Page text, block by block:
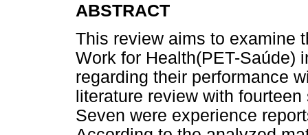
ABSTRACT
This review aims to examine
Work for Health(PET-Saúde)
regarding their performance
literature review with
Seven were experience